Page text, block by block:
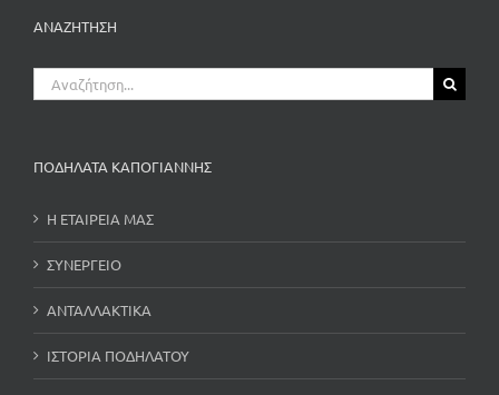
ΑΝΑΖΗΤΗΣΗ
Αναζήτηση
για:
ΠΟΔΗΛΑΤΑ ΚΑΠΟΓΙΑΝΝΗΣ
Η ΕΤΑΙΡΕΙΑ ΜΑΣ
ΣΥΝΕΡΓΕΙΟ
ΑΝΤΑΛΛΑΚΤΙΚΑ
ΙΣΤΟΡΙΑ ΠΟΔΗΛΑΤΟΥ